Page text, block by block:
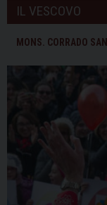
IL VESCOVO
MONS. CORRADO